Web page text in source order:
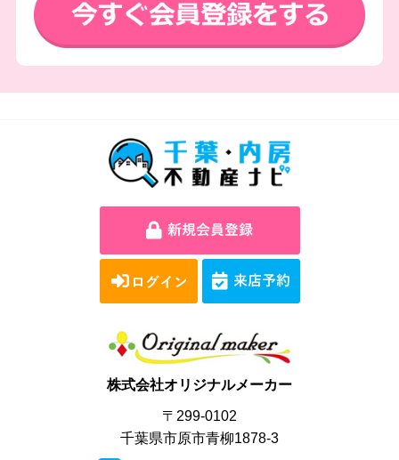
株式会社オリジナルメーカー
〒299-0102
千葉県市原市青柳1878-3